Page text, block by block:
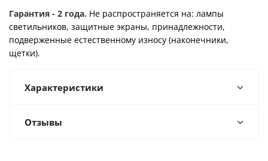
Гарантия - 2 года. Не распространяется на: лампы
светильников, защитные экраны, принадлежности,
подверженные естественному износу (наконечники,
щетки).
Характеристики
Отзывы